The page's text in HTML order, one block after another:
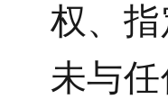
权、
未与